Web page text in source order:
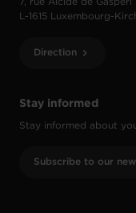
Stay informed
Stay informed about
Subscribe to our
7, rue Alcide de Gasperi
L-1615 Luxembourg-
Direction